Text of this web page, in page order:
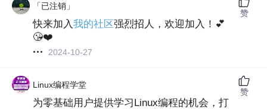
「已注销」
快来加入我的社区强烈招人，欢迎加入！💕
😘❤️
2024-10-27
赞
Linux编程学堂
为零基础用户提供学习Linux编程的机会，打
赞